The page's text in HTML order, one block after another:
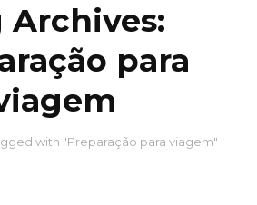
Archives:
para
with "Preparação para viagem"